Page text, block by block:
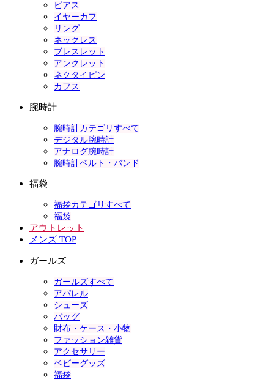
ピアス
イヤーカフ
リング
ネックレス
ブレスレット
アンクレット
ネクタイピン
カフス
腕時計
腕時計カテゴリすべて
デジタル腕時計
アナログ腕時計
腕時計ベルト・バンド
福袋
福袋カテゴリすべて
福袋
アウトレット
メンズ TOP
ガールズ
ガールズすべて
アパレル
シューズ
バッグ
財布・ケース・小物
ファッション雑貨
アクセサリー
ベビーグッズ
福袋